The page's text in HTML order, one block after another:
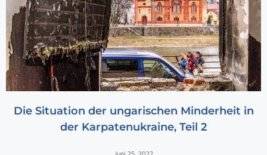
Die Situation der ungarischen Minderheit in
der Karpatenukraine, Teil 2